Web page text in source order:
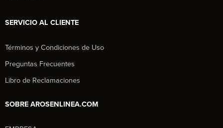
SERVICIO AL CLIENTE
Términos y Condiciones de Uso
Preguntas Frecuentes
Libro de Reclamaciones
SOBRE AROSENLINEA.COM